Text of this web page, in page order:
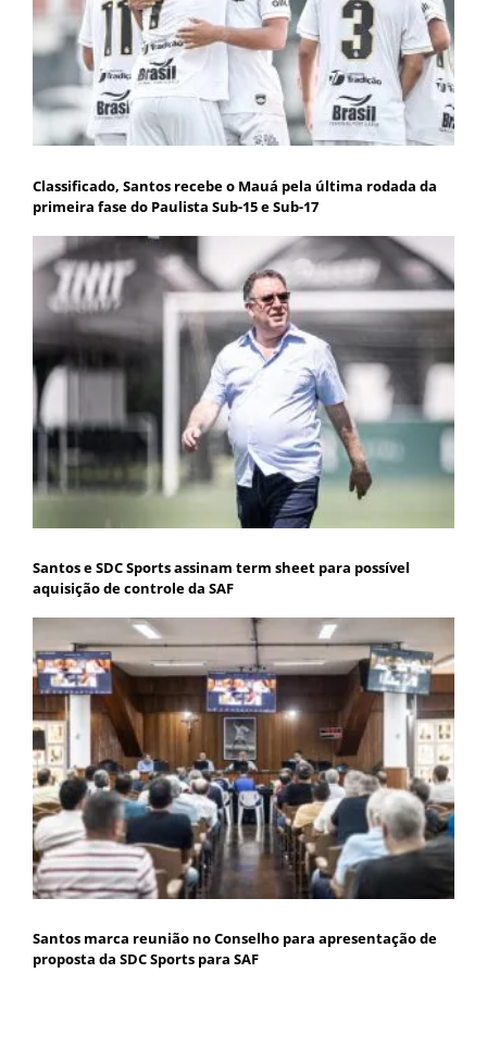
Classificado, Santos recebe o Mauá pela última rodada da
primeira fase do Paulista Sub-15 e Sub-17
Santos e SDC Sports assinam term sheet para possível
aquisição de controle da SAF
Santos marca reunião no Conselho para apresentação de
proposta da SDC Sports para SAF